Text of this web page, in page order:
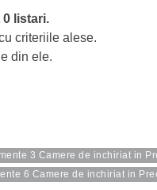
0 listari.
criteriile alese.
din ele.
3 Camere de inchiriat in
6 Camere de inchiriat in